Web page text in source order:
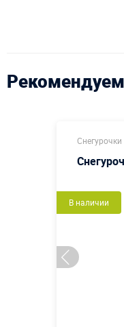
Снегурочки
В наличии